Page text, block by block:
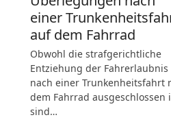
einer
auf dem Fahrrad
Obwohl die strafgerichtliche
Entziehung der Fahrerlaubnis
nach einer Trunkenheitsfahrt
dem Fahrrad ausgeschlossen
sind…